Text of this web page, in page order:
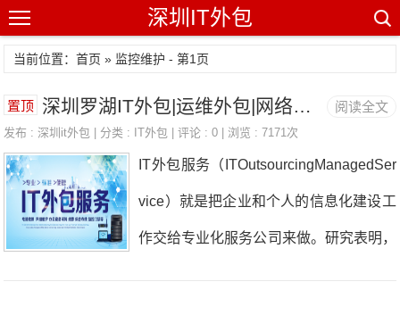
深圳IT外包
当前位置：首页 » 监控维护 - 第1页
阅读全文
置顶 深圳罗湖IT外包|运维外包|网络维护公司
发布 : 深圳it外包 | 分类 : IT外包 | 评论 : 0 | 浏览 : 7171次
IT外包服务（ITOutsourcingManagedSer
vice）就是把企业和个人的信息化建设工
作交给专业化服务公司来做。研究表明，